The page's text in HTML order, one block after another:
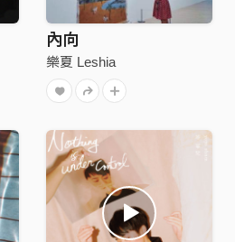
內向
樂夏 Leshia